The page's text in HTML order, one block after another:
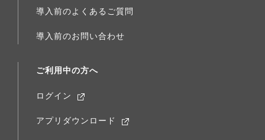
導入前のよくあるご質問
導入前のお問い合わせ
ご利用中の方へ
ログイン
アプリダウンロード